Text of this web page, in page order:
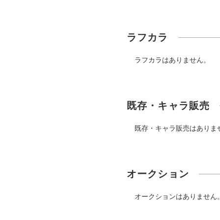
ラフカラ
ラフカラはありません。
既存・キャラ販売
既存・キャラ販売はありま
オークション
オークションはありません。